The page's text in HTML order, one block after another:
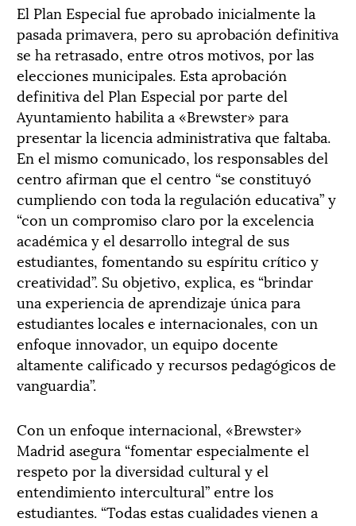
El Plan Especial fue aprobado inicialmente la
pasada primavera, pero su aprobación definitiva
se ha retrasado, entre otros motivos, por las
elecciones municipales. Esta aprobación
definitiva del Plan Especial por parte del
Ayuntamiento habilita a «Brewster» para
presentar la licencia administrativa que faltaba.
En el mismo comunicado, los responsables del
centro afirman que el centro “se constituyó
cumpliendo con toda la regulación educativa” y
“con un compromiso claro por la excelencia
académica y el desarrollo integral de sus
estudiantes, fomentando su espíritu crítico y
creatividad”. Su objetivo, explica, es “brindar
una experiencia de aprendizaje única para
estudiantes locales e internacionales, con un
enfoque innovador, un equipo docente
altamente calificado y recursos pedagógicos de
vanguardia”.
Con un enfoque internacional, «Brewster»
Madrid asegura “fomentar especialmente el
respeto por la diversidad cultural y el
entendimiento intercultural” entre los
estudiantes. “Todas estas cualidades vienen a